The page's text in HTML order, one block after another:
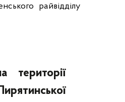
райвідділу
території